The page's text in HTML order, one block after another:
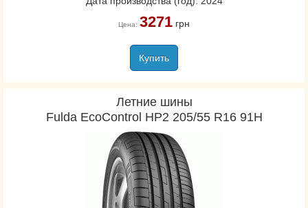
Цена: 3271грн
Купить
Летние шины
Fulda EcoControl HP2 205/55 R16 91H